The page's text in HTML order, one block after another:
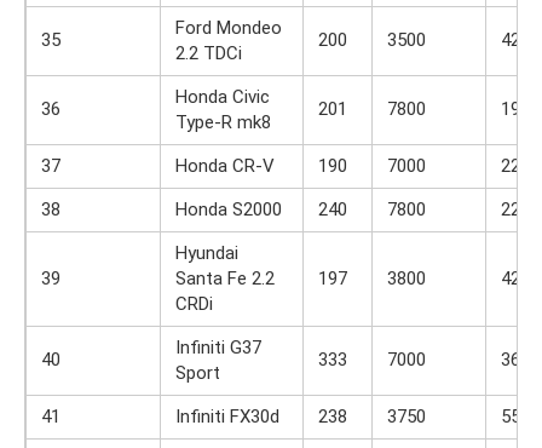
35
Ford Mondeo
2.2 TDCi
200 3500 420
36
Honda Civic
Type-R mk8
201 7800 193
37 Honda CR-V 190 7000
222
38
Honda S2000 240 7800 220
39
Hyundai
Santa Fe 2.2
CRDi
197 3800 421
40
Infiniti G37
Sport
333 7000 365
41 Infiniti FX30d 238 3750 550